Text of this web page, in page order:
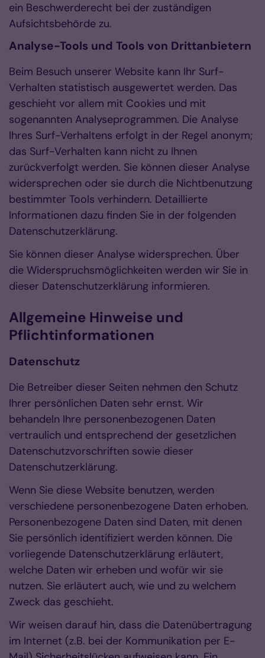
ein Beschwerderecht bei der zuständigen
Aufsichtsbehörde zu.
Analyse-Tools und Tools von Drittanbietern
Beim Besuch unserer Website kann Ihr Surf-
Verhalten statistisch ausgewertet werden. Das
geschieht vor allem mit Cookies und mit
sogenannten Analyseprogrammen. Die Analyse
Ihres Surf-Verhaltens erfolgt in der Regel anonym;
das Surf-Verhalten kann nicht zu Ihnen
zurückverfolgt werden. Sie können dieser Analyse
widersprechen oder sie durch die Nichtbenutzung
bestimmter Tools verhindern. Detaillierte
Informationen dazu finden Sie in der folgenden
Datenschutzerklärung.
Sie können dieser Analyse widersprechen. Über
die Widerspruchsmöglichkeiten werden wir Sie in
dieser Datenschutzerklärung informieren.
Allgemeine Hinweise und
Pflichtinformationen
Datenschutz
Die Betreiber dieser Seiten nehmen den Schutz
Ihrer persönlichen Daten sehr ernst. Wir
behandeln Ihre personenbezogenen Daten
vertraulich und entsprechend der gesetzlichen
Datenschutzvorschriften sowie dieser
Datenschutzerklärung.
Wenn Sie diese Website benutzen, werden
verschiedene personenbezogene Daten erhoben.
Personenbezogene Daten sind Daten, mit denen
Sie persönlich identifiziert werden können. Die
vorliegende Datenschutzerklärung erläutert,
welche Daten wir erheben und wofür wir sie
nutzen. Sie erläutert auch, wie und zu welchem
Zweck das geschieht.
Wir weisen darauf hin, dass die Datenübertragung
im Internet (z.B. bei der Kommunikation per E-